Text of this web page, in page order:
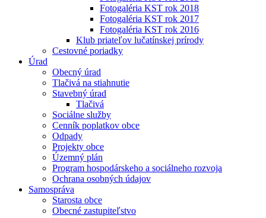
Fotogaléria KST rok 2018
Fotogaléria KST rok 2017
Fotogaléria KST rok 2016
Klub priateľov lučatínskej prírody
Cestovné poriadky
Úrad
Obecný úrad
Tlačivá na stiahnutie
Stavebný úrad
Tlačivá
Sociálne služby
Cenník poplatkov obce
Odpady
Projekty obce
Územný plán
Program hospodárskeho a sociálneho rozvoja
Ochrana osobných údajov
Samospráva
Starosta obce
Obecné zastupiteľstvo